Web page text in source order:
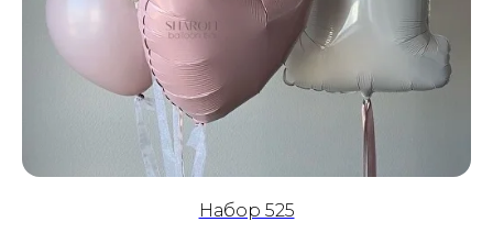
Набор 525